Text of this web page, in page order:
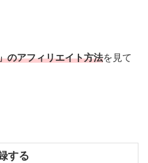
のアフィリエイト方法を見て
する